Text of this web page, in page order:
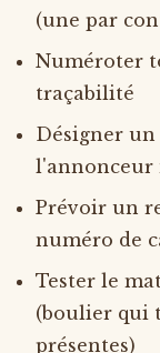
(une par
Numéroter
traçabilité
Désigner
Prévoir un
numéro de
Tester le
(boulier qui
présentes)